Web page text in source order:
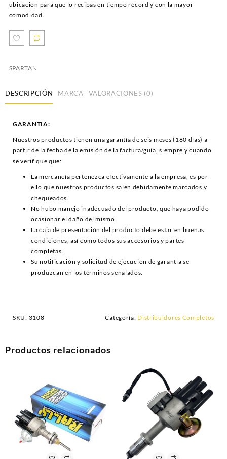
ubicación para que lo recibas en tiempo récord y con la mayor
comodidad.
SPARTAN
DESCRIPCIÓN MARCA VALORACIONES (0)
GARANTIA:
Nuestros productos tienen una garantía de seis meses (180 días) a
partir de la fecha de la emisión de la factura/guía, siempre y cuando
se verifique que:
La mercancía pertenezca efectivamente a la empresa, es por
ello que nuestros productos salen debidamente marcados y
chequeados.
No hubo manejo inadecuado del producto, que haya podido
ocasionar el daño del mismo.
La caja de presentación del producto debe estar en buenas
condiciones, así como todos sus accesorios y partes
completas.
Su notificación y solicitud de ejecución de garantía se
produzcan en los términos señalados.
SKU: 3108 Categoría: Distribuidores Completos
Productos relacionados